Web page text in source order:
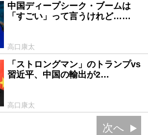
中国ディープシーク・ブームは
「すごい」って言うけれど……
高口康太
「ストロングマン」のトランプvs
習近平、中国の輸出が2…
高口康太
次へ